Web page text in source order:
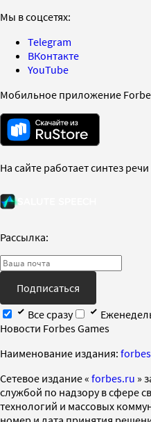
Мы в соцсетях:
Telegram
ВКонтакте
YouTube
Мобильное приложение
На сайте работает синтез речи
Рассылка:
Подписаться
Все сразу
Новости Forbes Games
Наименование издания:
Cетевое издание « forbes.ru »
службой по надзору в сфере
технологий и массовых